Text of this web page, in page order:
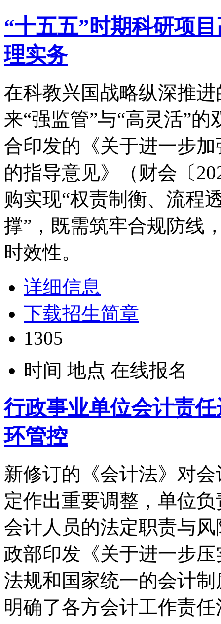
“十五五”时期科研项
理实务
在科教兴国战略纵深推
来“强监管”与“高灵活”
合印发的《关于进一步
的指导意见》（财会〔
购实现“权责制衡、流程
撑”，既需筑牢合规防线
时效性。
详细信息
下载招生简章
1305
时间 地点 在线报名
行政事业单位会计责
环管控
新修订的《会计法》对
定作出重要调整，单位
会计人员的法定职责与
政部印发《关于进一步
法规和国家统一的会计
明确了各方会计工作责